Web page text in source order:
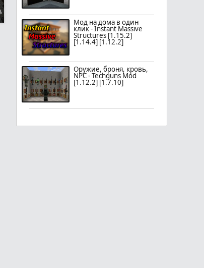
Мод на дома в один
клик - Instant Massive
Structures [1.15.2]
[1.14.4] [1.12.2]
Оружие, броня, кровь,
NPC - Techguns Mod
[1.12.2] [1.7.10]